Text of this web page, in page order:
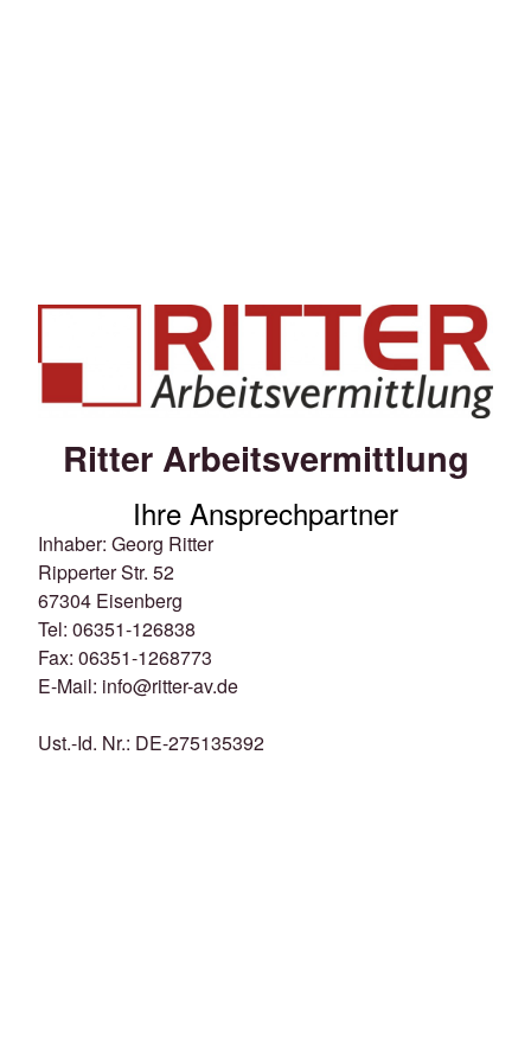
Ritter Arbeitsvermittlung
Ihre Ansprechpartner
Inhaber: Georg Ritter
Ripperter Str. 52
67304 Eisenberg
Tel: 06351-126838
Fax: 06351-1268773
E-Mail: info@ritter-av.de
Ust.-Id. Nr.: DE-275135392